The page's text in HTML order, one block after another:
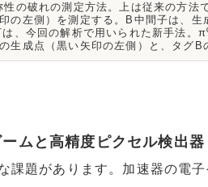
の破れの測定方法。上は従来の方法
の左側）を測定する。B中間子は、
、今回の解析で用いられた新手法
生成点（黒い矢印の左側）と、タグ
ムと高精度ピクセル検出器
課題があります。加速器の電